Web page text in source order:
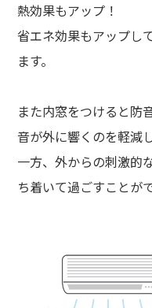
熱効果もアップ！
省エネ効果もアップし
ます。
また内窓をつけると防
音が外に響くのを軽減し
一方、外からの刺激的
ち着いて過ごすことが